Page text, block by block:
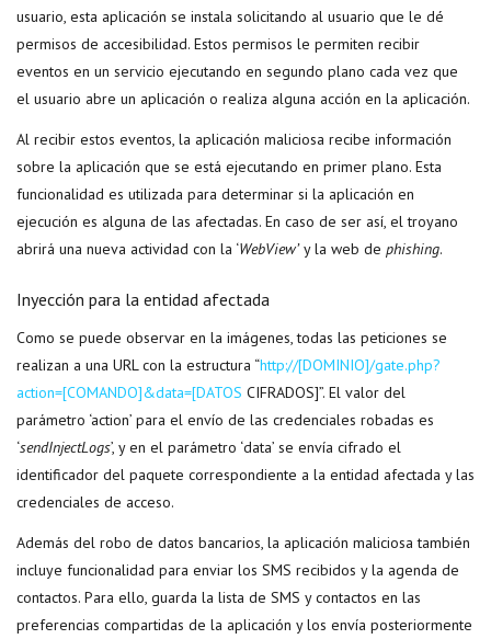
usuario, esta aplicación se instala solicitando al usuario que le dé
permisos de accesibilidad. Estos permisos le permiten recibir
eventos en un servicio ejecutando en segundo plano cada vez que
el usuario abre un aplicación o realiza alguna acción en la aplicación.
Al recibir estos eventos, la aplicación maliciosa recibe información
sobre la aplicación que se está ejecutando en primer plano. Esta
funcionalidad es utilizada para determinar si la aplicación en
ejecución es alguna de las afectadas. En caso de ser así, el troyano
abrirá una nueva actividad con la ‘WebView’y la web de phishing.
Inyección para la entidad afectada
Como se puede observar en la imágenes, todas las peticiones se
realizan a una URL con la estructura “http://[DOMINIO]/gate.php?
action=[COMANDO]&data=[DATOS CIFRADOS]”. El valor del
parámetro ‘action’ para el envío de las credenciales robadas es
‘sendInjectLogs’, y en el parámetro ‘data’ se envía cifrado el
identificador del paquete correspondiente a la entidad afectada y las
credenciales de acceso.
Además del robo de datos bancarios, la aplicación maliciosa también
incluye funcionalidad para enviar los SMS recibidos y la agenda de
contactos. Para ello, guarda la lista de SMS y contactos en las
preferencias compartidas de la aplicación y los envía posteriormente